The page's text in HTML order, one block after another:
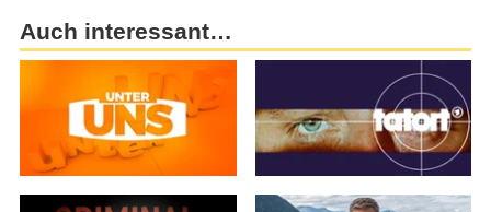
Auch interessant…